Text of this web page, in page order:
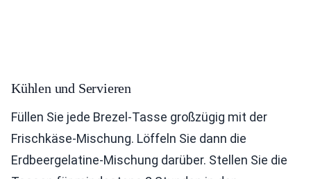
Kühlen und Servieren
Füllen Sie jede Brezel-Tasse großzügig mit der
Frischkäse-Mischung. Löffeln Sie dann die
Erdbeergelatine-Mischung darüber. Stellen Sie die